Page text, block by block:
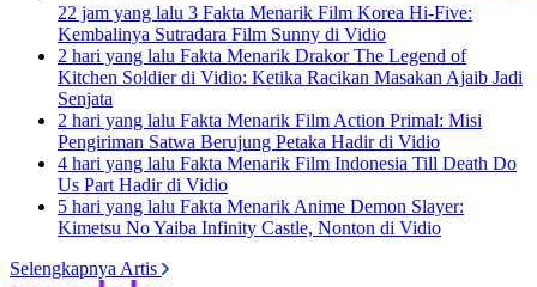
22 jam yang lalu 3 Fakta Menarik Film Korea Hi-Five:
Kembalinya Sutradara Film Sunny di Vidio
2 hari yang lalu Fakta Menarik Drakor The Legend of
Kitchen Soldier di Vidio: Ketika Racikan Masakan Ajaib Jadi
Senjata
2 hari yang lalu Fakta Menarik Film Action Primal: Misi
Pengiriman Satwa Berujung Petaka Hadir di Vidio
4 hari yang lalu Fakta Menarik Film Indonesia Till Death Do
Us Part Hadir di Vidio
5 hari yang lalu Fakta Menarik Anime Demon Slayer:
Kimetsu No Yaiba Infinity Castle, Nonton di Vidio
Selengkapnya Artis